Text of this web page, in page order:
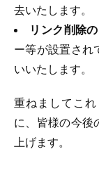
去いたします。
リンク削除
ー等が設置され
いいたします。
重ねましてこ
に、皆様の今後
上げます。